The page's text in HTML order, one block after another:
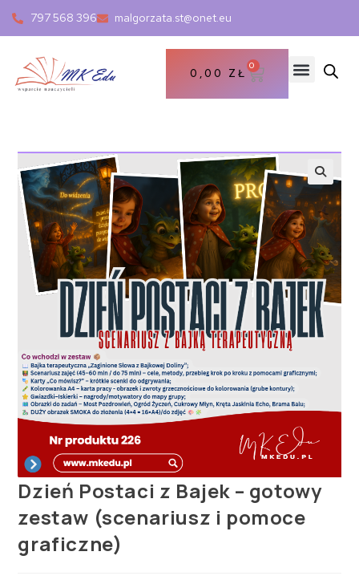
797 568 396 malgorzata.st@onet.eu
0,00 ZŁ
0
Dzień Postaci z Bajek – gotowy
zestaw (scenariusz i pomoce
graficzne)